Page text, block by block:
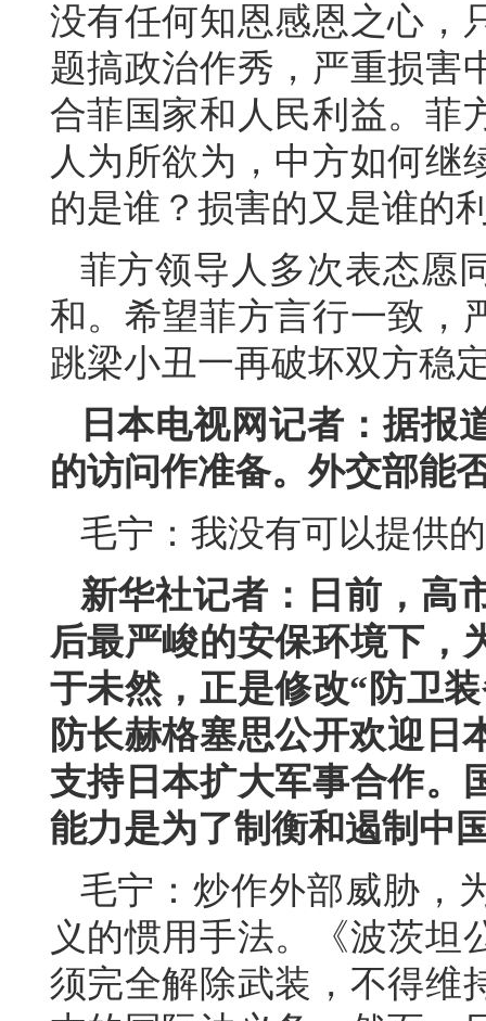
没有任何知恩感恩之心，
题搞政治作秀，严重损害
合菲国家和人民利益。菲
人为所欲为，中方如何继
的是谁？损害的又是谁的
菲方领导人多次表态愿
和。希望菲方言行一致，
跳梁小丑一再破坏双方稳
日本电视网记者：据报
的访问作准备。外交部能
毛宁：我没有可以提供
新华社记者：日前，高
后最严峻的安保环境下，
于未然，正是修改“防卫
防长赫格塞思公开欢迎日
支持日本扩大军事合作。
能力是为了制衡和遏制中
毛宁：炒作外部威胁，
义的惯用手法。《波茨坦
须完全解除武装，不得维